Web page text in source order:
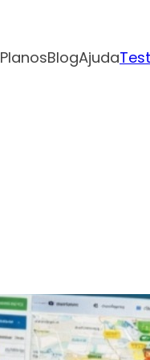
PlanosBlogAjuda